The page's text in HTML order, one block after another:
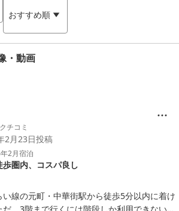
おすすめ順
・動画
チコミ
2月23日投稿
2月宿泊
圏内、コスパ良し
線の元町・中華街駅から徒歩5分以内に着け